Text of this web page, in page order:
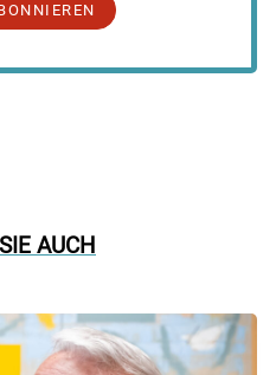
AUCH